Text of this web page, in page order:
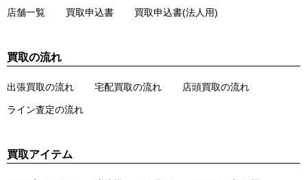
店舗一覧 買取申込書 買取申込書(法人用)
買取の流れ
出張買取の流れ 宅配買取の流れ 店頭買取の流れ
ライン査定の流れ
買取アイテム